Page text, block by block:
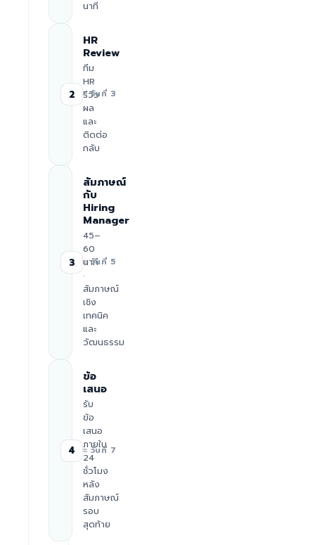
นาที
2
HR
Review
ทีม
HR
รีวิว
ผล
และ
ติดต่อ
กลับ
≈ วันที่ 3
3
สัมภาษณ์
กับ
Hiring
Manager
45–
60
นาที
·
สัมภาษณ์
เชิง
เทคนิค
และ
วัฒนธรรม
≈ วันที่ 5
4
ข้อ
เสนอ
รับ
ข้อ
เสนอ
ภายใน
24
ชั่วโมง
หลัง
สัมภาษณ์
รอบ
สุดท้าย
≈ วันที่ 7